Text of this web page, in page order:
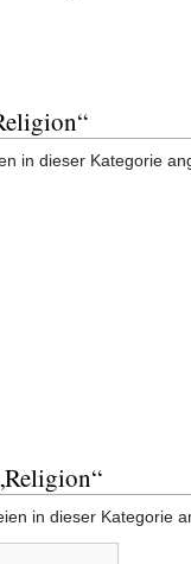
in dieser Kategorie
in dieser Kategorie